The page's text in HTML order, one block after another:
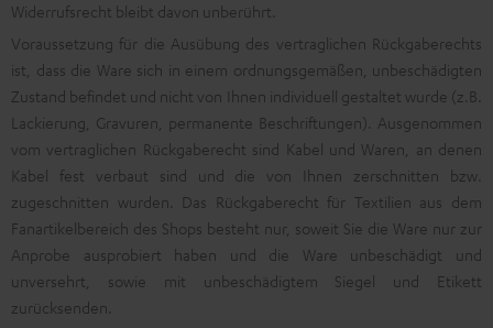
Widerrufsrecht bleibt davon unberührt.
Voraussetzung für die Ausübung des vertraglichen Rückgaberechts
ist, dass die Ware sich in einem ordnungsgemäßen, unbeschädigten
Zustand befindet und nicht von Ihnen individuell gestaltet wurde (z.B.
Lackierung, Gravuren, permanente Beschriftungen). Ausgenommen
vom vertraglichen Rückgaberecht sind Kabel und Waren, an denen
Kabel fest verbaut sind und die von Ihnen zerschnitten bzw.
zugeschnitten wurden. Das Rückgaberecht für Textilien aus dem
Fanartikelbereich des Shops besteht nur, soweit Sie die Ware nur zur
Anprobe ausprobiert haben und die Ware unbeschädigt und
unversehrt, sowie mit unbeschädigtem Siegel und Etikett
zurücksenden.